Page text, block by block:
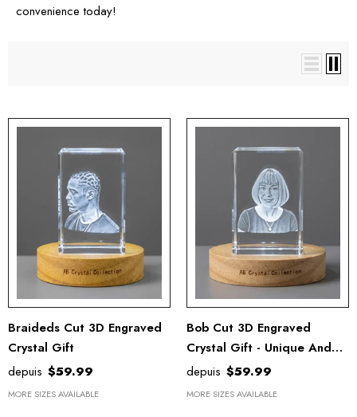
convenience today!
Braideds Cut 3D Engraved
Crystal Gift
depuis $59.99
MORE SIZES AVAILABLE
Bob Cut 3D Engraved
Crystal Gift - Unique And
Thoughtful Keepsake
depuis $59.99
MORE SIZES AVAILABLE